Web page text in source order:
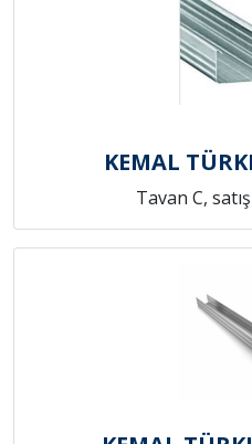
KEMAL
Tavan C,